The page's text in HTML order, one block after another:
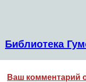
Библиотека
Ваш комментарий